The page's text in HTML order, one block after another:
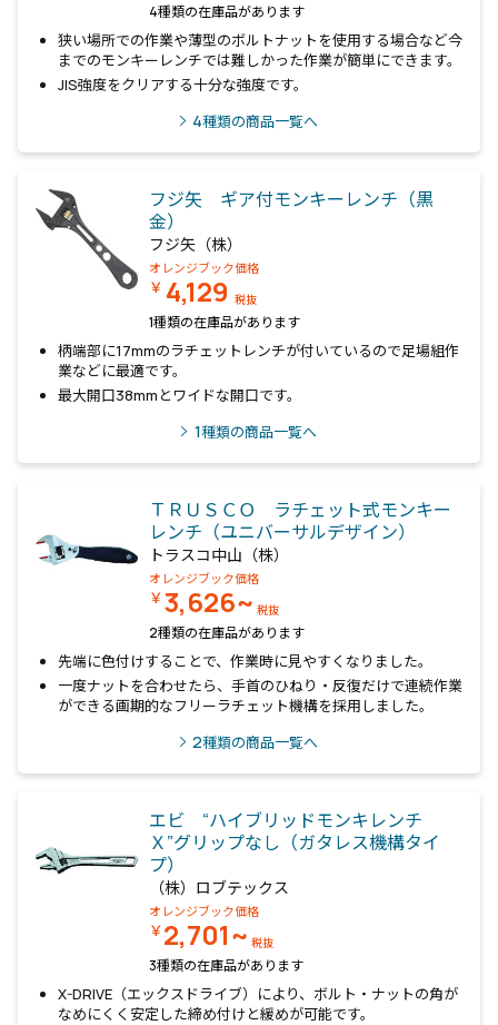
4種類の在庫品があります
狭い場所での作業や薄型のボルトナットを使用する場合など今
までのモンキーレンチでは難しかった作業が簡単にできます。
JIS強度をクリアする十分な強度です。
4種類の商品一覧へ
フジ矢 ギア付モンキーレンチ（黒
金）
フジ矢（株）
オレンジブック価格
￥ 4,129 税抜
1種類の在庫品があります
柄端部に17mmのラチェットレンチが付いているので足場組作
業などに最適です。
最大開口38mmとワイドな開口です。
1種類の商品一覧へ
ＴＲＵＳＣＯ ラチェット式モンキー
レンチ（ユニバーサルデザイン）
トラスコ中山（株）
オレンジブック価格
￥3,626~ 税抜
2種類の在庫品があります
先端に色付けすることで、作業時に見やすくなりました。
一度ナットを合わせたら、手首のひねり・反復だけで連続作業
ができる画期的なフリーラチェット機構を採用しました。
2種類の商品一覧へ
エビ “ハイブリッドモンキレンチ
Ｘ”グリップなし（ガタレス機構タイ
プ）
（株）ロブテックス
オレンジブック価格
￥2,701~ 税抜
3種類の在庫品があります
X-DRIVE（エックスドライブ）により、ボルト・ナットの角が
なめにくく安定した締め付けと緩めが可能です。